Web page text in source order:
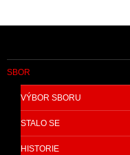
SBOR
VÝBOR SBORU
STALO SE
HISTORIE